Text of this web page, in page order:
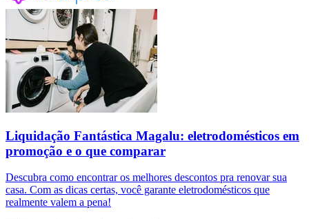
Liquidação Fantástica Magalu: eletrodomésticos em
promoção e o que comparar
Descubra como encontrar os melhores descontos pra renovar sua
casa. Com as dicas certas, você garante eletrodomésticos que
realmente valem a pena!